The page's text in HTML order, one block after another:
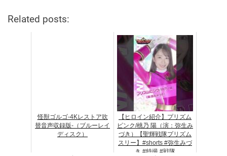
Related posts:
怪獣ゴルゴ-4Kレストア吹
替音声収録版-（ブルーレイ
ディスク）
【ヒロイン紹介】プリズム
ピンク/桃乃 陽（演：弥生み
づき）【聖輝戦隊プリズム
スリー】#shorts #弥生みづ
き #特撮 #戦隊